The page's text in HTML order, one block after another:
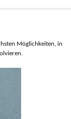
Möglichkeiten, in